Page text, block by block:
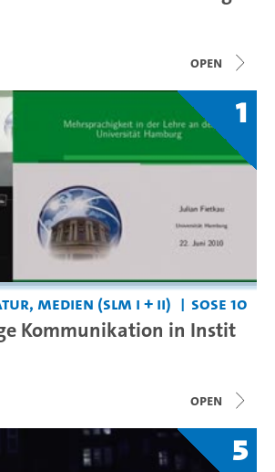
open
1
Medien (SLM I + II) SoSe 10
Kommunikation in Instit
open
5